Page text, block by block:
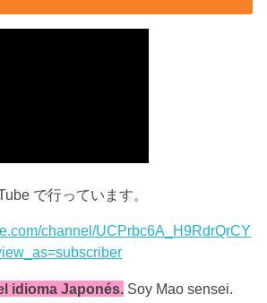
で行っています。
channel/UCPrbc6A_H9RdrQrCY
idioma Japonés. Soy Mao sensei.